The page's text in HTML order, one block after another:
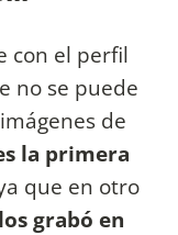
con el perfil
no se puede
de
la primera
que en otro
grabó en